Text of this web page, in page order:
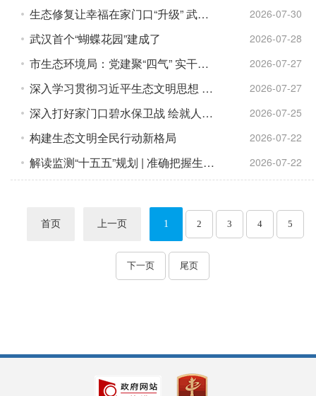
生态修复让幸福在家门口“升级” 武汉打造“两山”城市更新样本 2026-07-30
武汉首个“蝴蝶花园”建成了 2026-07-28
市生态环境局：党建聚“四气” 实干护江城——以“四气”精神赋能美丽武汉建设 2026-07-27
深入学习贯彻习近平生态文明思想 大力推进群众身边水体保护治理 2026-07-27
深入打好家门口碧水保卫战 绘就人民群众身边秀美水篇章 2026-07-25
构建生态文明全民行动新格局 2026-07-22
解读监测“十五五”规划 | 准确把握生态环境监测“十五五”规划的主要任务 2026-07-22
首页 上一页 1 2 3 4 5
下一页 尾页